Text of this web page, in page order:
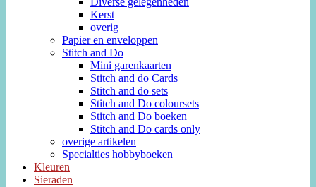
Kerst
overig
Papier en enveloppen
Stitch and Do
Mini garenkaarten
Stitch and do Cards
Stitch and do sets
Stitch and Do coloursets
Stitch and Do boeken
Stitch and Do cards only
overige artikelen
Specialties hobbyboeken
Kleuren
Sieraden